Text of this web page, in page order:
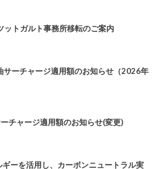
ットガルト事務所移転のご案内
サーチャージ適用額のお知らせ（2026年
チャージ適用額のお知らせ(変更)
ーを活用し、カーボンニュートラル実